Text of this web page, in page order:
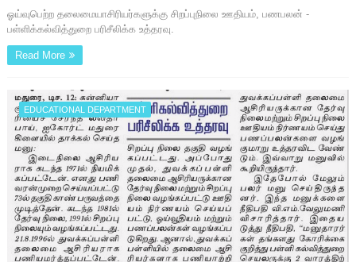
ஓய்வுபெற்ற தலைமையாசிரியர்களுக்கு சிறப்புநிலை ஊதியம், பணபலன் -
பள்ளிக்கல்வித்துறை பரிசீலிக்க உத்தரவு.
Read More
EDUCATIONAL DEPARTMENT